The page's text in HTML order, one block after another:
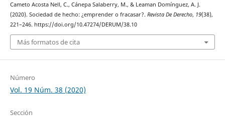
Cameto Acosta Nell, C., Cánepa Salaberry, M., & Leaman Domínguez, A. J.
(2020). Sociedad de hecho: ¿emprender o fracasar?. Revista De Derecho, 19(38),
221–246. https://doi.org/10.47274/DERUM/38.10
Más formatos de cita
Número
Vol. 19 Núm. 38 (2020)
Sección